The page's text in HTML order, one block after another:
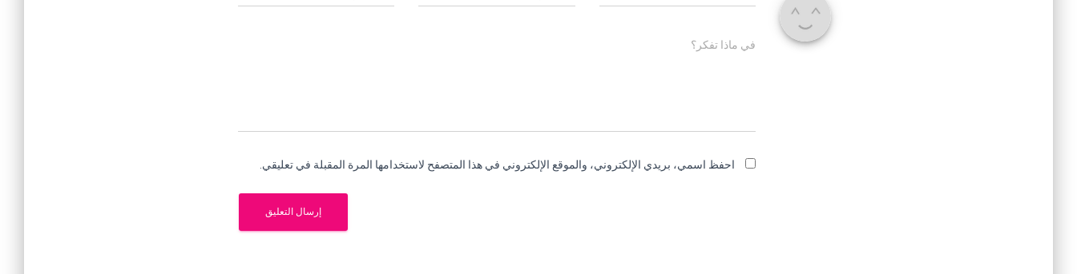
في ماذا تفكر؟
احفظ اسمي، بريدي الإلكتروني، والموقع الإلكتروني في هذا المتصفح لاستخدامها المرة المقبلة في تعليقي.